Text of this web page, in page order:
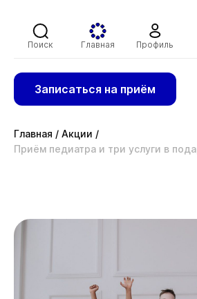
Поиск Главная Профиль
Записаться на приём
Главная / Акции /
Приём педиатра и три услуги в